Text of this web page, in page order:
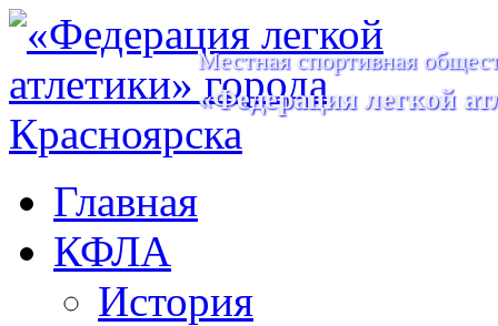
Местная спортивная
«Федерация легкой
Главная
КФЛА
История